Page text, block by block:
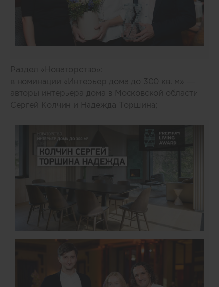
Раздел «Новаторство»:
в номинации «Интерьер дома до 300 кв. м» —
авторы интерьера дома в Московской области
Сергей Колчин и Надежда Торшина;